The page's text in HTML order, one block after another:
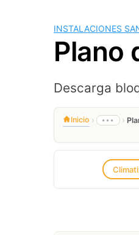
INSTALACIONES
Plano
Descarga
Inicio › ••• ›